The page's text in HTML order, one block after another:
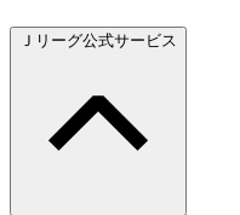
Ｊリーグ公式サービス